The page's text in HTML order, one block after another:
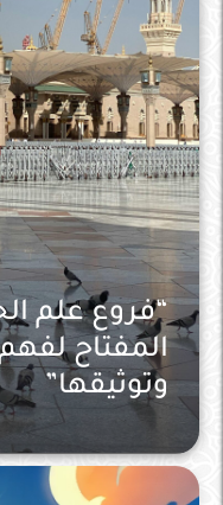
الحديث و علومه
“فروع علم
المفتاح
وتوثيقها”